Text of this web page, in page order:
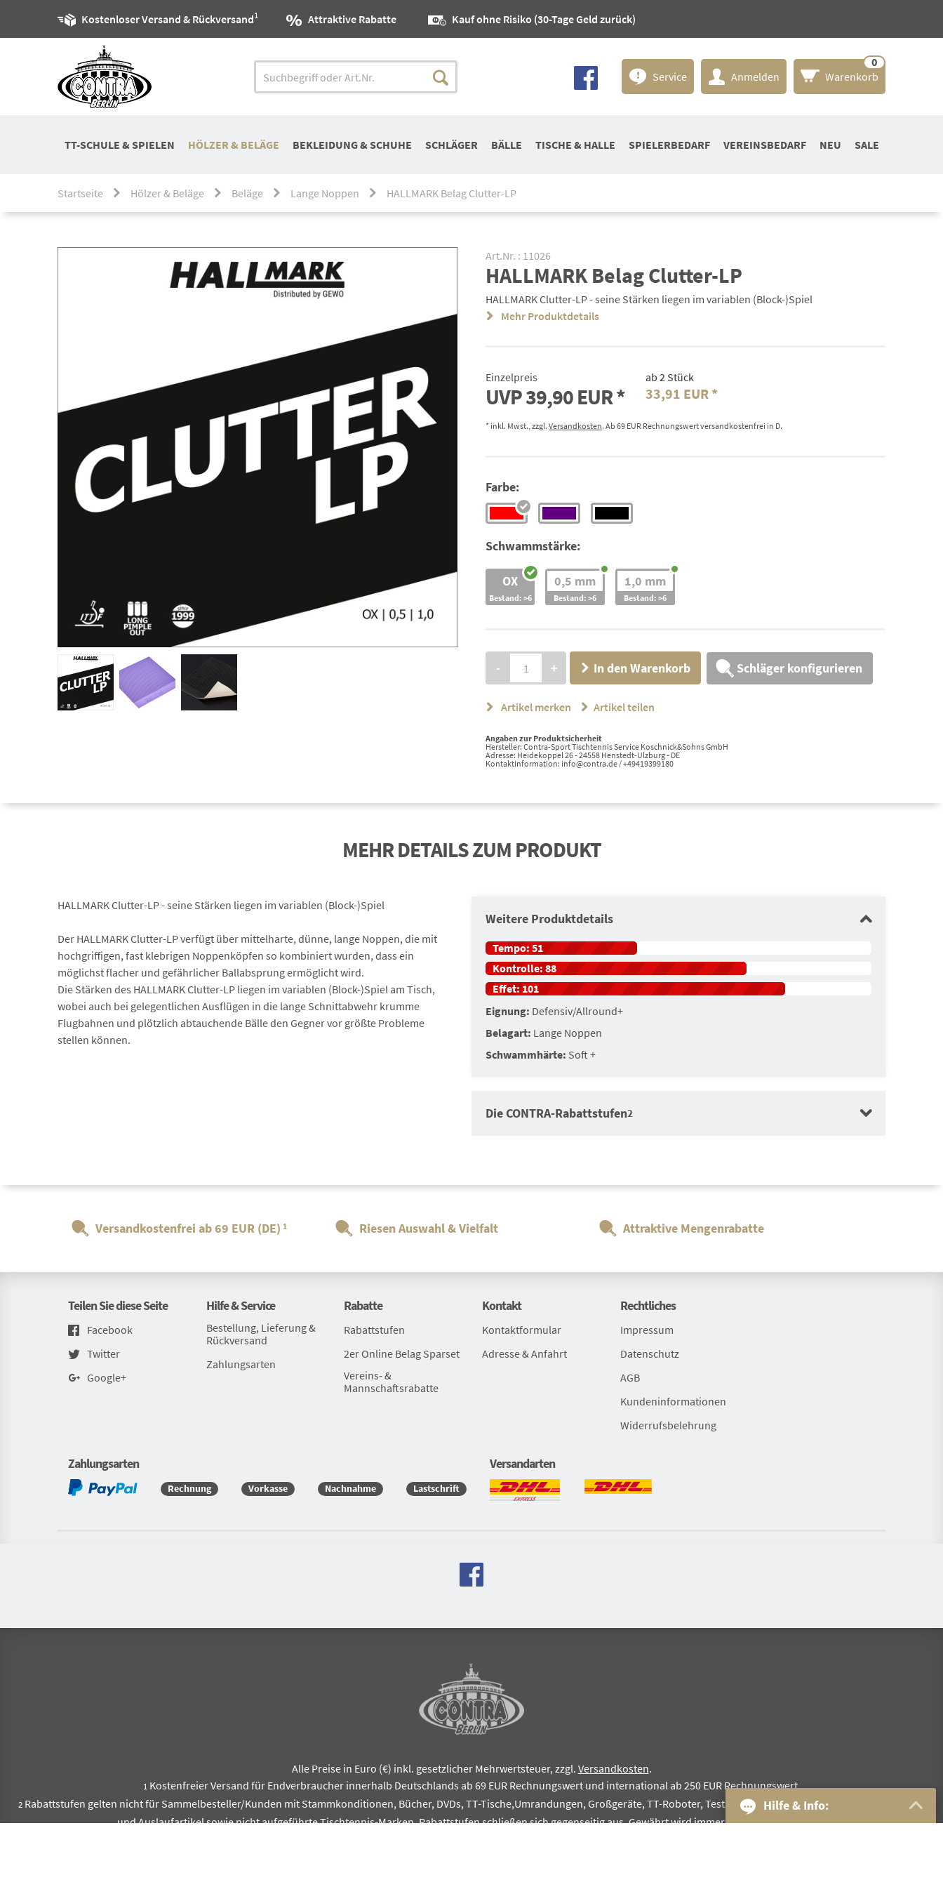
Kostenloser Versand & Rückversand1 Attraktive Rabatte Kauf ohne Risiko (30-Tage Geld zurück)
Service Anmelden Warenkorb
0
TT-SCHULE & SPIELEN HÖLZER & BELÄGE BEKLEIDUNG & SCHUHE SCHLÄGER BÄLLE TISCHE & HALLE SPIELERBEDARF VEREINSBEDARF NEU SALE
Startseite Hölzer & Beläge Beläge Lange Noppen HALLMARK Belag Clutter-LP
Art.Nr. : 11026
HALLMARK Belag Clutter-LP
HALLMARK Clutter-LP - seine Stärken liegen im variablen (Block-)Spiel
Mehr Produktdetails
Einzelpreis
UVP39,90 EUR
ab 2 Stück
33,91 EUR
* inkl. Mwst., zzgl. Versandkosten. Ab 69 EUR Rechnungswert versandkostenfrei in D.
Farbe:
Schwammstärke:
OX
Bestand: >6
0,5 mm
Bestand: >6
1,0 mm
Bestand: >6
- + In den Warenkorb Schläger konfigurieren
Artikel merken Artikel teilen
Angaben zur Produktsicherheit
Hersteller: Contra-Sport Tischtennis Service Koschnick&Sohns GmbH
Adresse: Heidekoppel 26 - 24558 Henstedt-Ulzburg - DE
Kontaktinformation: info@contra.de / +49419399180
MEHR DETAILS ZUM PRODUKT
HALLMARK Clutter-LP - seine Stärken liegen im variablen (Block-)Spiel
Der HALLMARK Clutter-LP verfügt über mittelharte, dünne, lange Noppen, die mit
hochgriffigen, fast klebrigen Noppenköpfen so kombiniert wurden, dass ein
möglichst flacher und gefährlicher Ballabsprung ermöglicht wird.
Die Stärken des HALLMARK Clutter-LP liegen im variablen (Block-)Spiel am Tisch,
wobei auch bei gelegentlichen Ausflügen in die lange Schnittabwehr krumme
Flugbahnen und plötzlich abtauchende Bälle den Gegner vor größte Probleme
stellen können.
Weitere Produktdetails
Tempo: 51
Kontrolle: 88
Effet:101
Eignung: Defensiv/Allround+
Belagart: Lange Noppen
Schwammhärte: Soft +
Die CONTRA-Rabattstufen2
Auftragswertrabatt
Hilfe & Info:
Versandkostenfrei ab 69 EUR (DE) 1 Riesen Auswahl & Vielfalt Attraktive Mengenrabatte
Teilen Sie diese Seite
Facebook
Twitter
Google+
Hilfe & Service
Bestellung, Lieferung &
Rückversand
Zahlungsarten
Rabatte
Rabattstufen
2er Online Belag Sparset
Vereins- &
Mannschaftsrabatte
Kontakt
Kontaktformular
Adresse & Anfahrt
Rechtliches
Impressum
Datenschutz
AGB
Kundeninformationen
Widerrufsbelehrung
Zahlungsarten
Rechnung Vorkasse Nachnahme Lastschrift
Versandarten
Alle Preise in Euro (€) inkl. gesetzlicher Mehrwertsteuer, zzgl. Versandkosten.
1 Kostenfreier Versand für Endverbraucher innerhalb Deutschlands ab 69 EUR Rechnungswert und international ab 250 EUR Rechnungswert.
2 Rabattstufen gelten nicht für Sammelbesteller/Kunden mit Stammkonditionen, Bücher, DVDs, TT-Tische,Umrandungen, Großgeräte, TT-Roboter, Testkoffer, Komplettschläger, Sonderangebote
und Auslaufartikel sowie nicht aufgeführte Tischtennis-Marken. Rabattstufen schließen sich gegenseitig aus. Gewährt wird immer nur eine Rabattstufe.